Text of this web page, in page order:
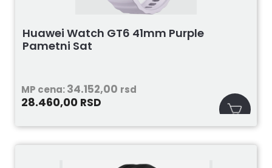
Huawei Watch GT6 41mm Purple
Pametni Sat
MP cena:34.152,00 rsd
28.460,00 RSD